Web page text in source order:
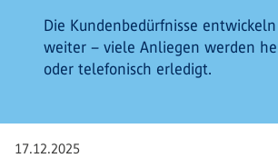
Die Kundenbedürfnisse
weiter – viele Anliegen werden
oder telefonisch erledigt.
17.12.2025